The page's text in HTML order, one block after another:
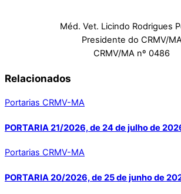
Méd. Vet. Licindo Rodrigues
Presidente do CRMV/
CRMV/MA nº 0486
Relacionados
Portarias CRMV-MA
PORTARIA 21/2026, de 24 de julho de
Portarias CRMV-MA
PORTARIA 20/2026, de 25 de junho de